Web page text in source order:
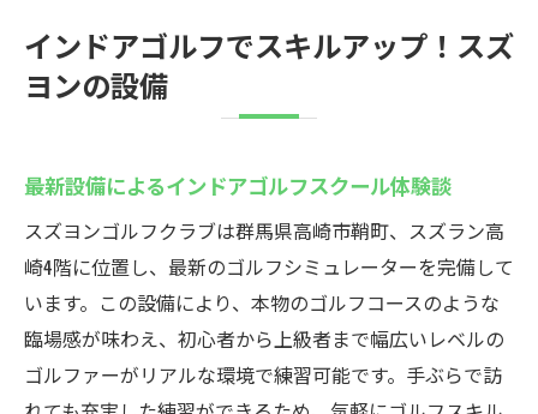
インドアゴルフでスキルアップ！スズ
ヨンの設備
最新設備によるインドアゴルフスクール体験談
スズヨンゴルフクラブは群馬県高崎市鞘町、スズラン高
崎4階に位置し、最新のゴルフシミュレーターを完備して
います。この設備により、本物のゴルフコースのような
臨場感が味わえ、初心者から上級者まで幅広いレベルの
ゴルファーがリアルな環境で練習可能です。手ぶらで訪